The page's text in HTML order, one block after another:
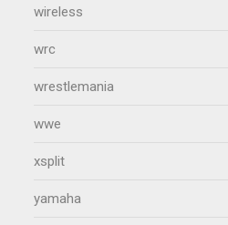
wireless
wrc
wrestlemania
wwe
xsplit
yamaha